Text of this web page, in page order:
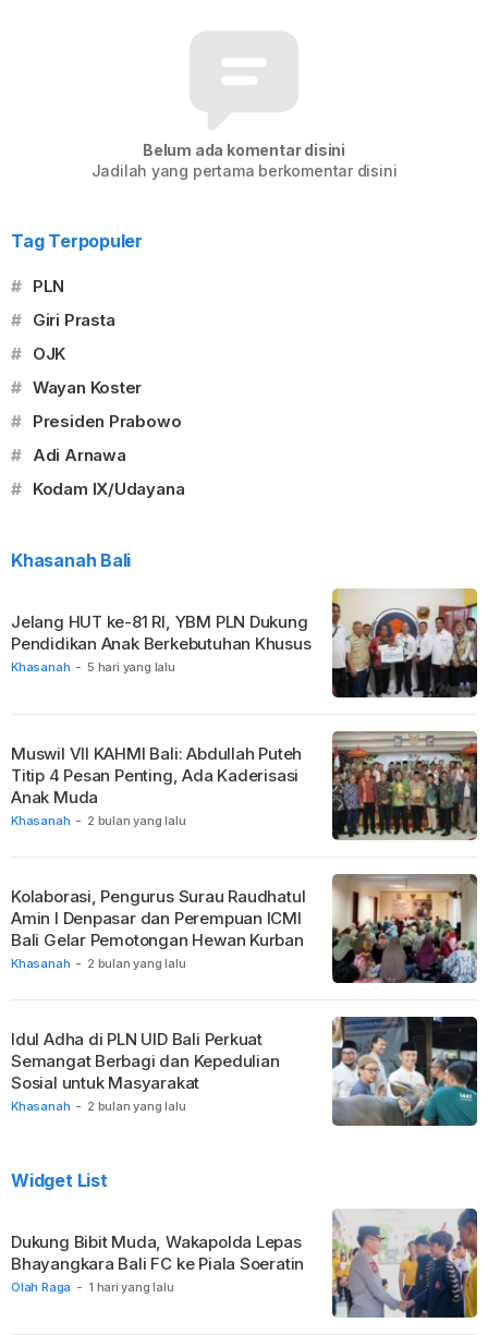
Belum ada komentar disini
Jadilah yang pertama berkomentar disini
Tag Terpopuler
# PLN
# Giri Prasta
# OJK
# Wayan Koster
# Presiden Prabowo
# Adi Arnawa
# Kodam IX/Udayana
Khasanah Bali
Khasanah - 5 hari yang lalu
Jelang HUT ke-81 RI, YBM PLN Dukung
Pendidikan Anak Berkebutuhan Khusus
Khasanah - 2 bulan yang lalu
Muswil VII KAHMI Bali: Abdullah Puteh
Titip 4 Pesan Penting, Ada Kaderisasi
Anak Muda
Khasanah - 2 bulan yang lalu
Kolaborasi, Pengurus Surau Raudhatul
Amin I Denpasar dan Perempuan ICMI
Bali Gelar Pemotongan Hewan Kurban
Khasanah - 2 bulan yang lalu
Idul Adha di PLN UID Bali Perkuat
Semangat Berbagi dan Kepedulian
Sosial untuk Masyarakat
Widget List
Olah Raga - 1 hari yang lalu
Dukung Bibit Muda, Wakapolda Lepas
Bhayangkara Bali FC ke Piala Soeratin